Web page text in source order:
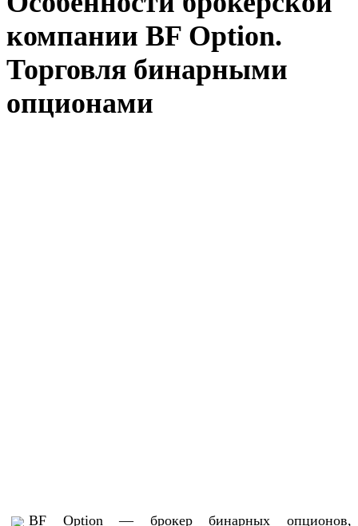
компании BF Option.
Торговля бинарными
опционами
BF Option — брокер бинарных опционов,